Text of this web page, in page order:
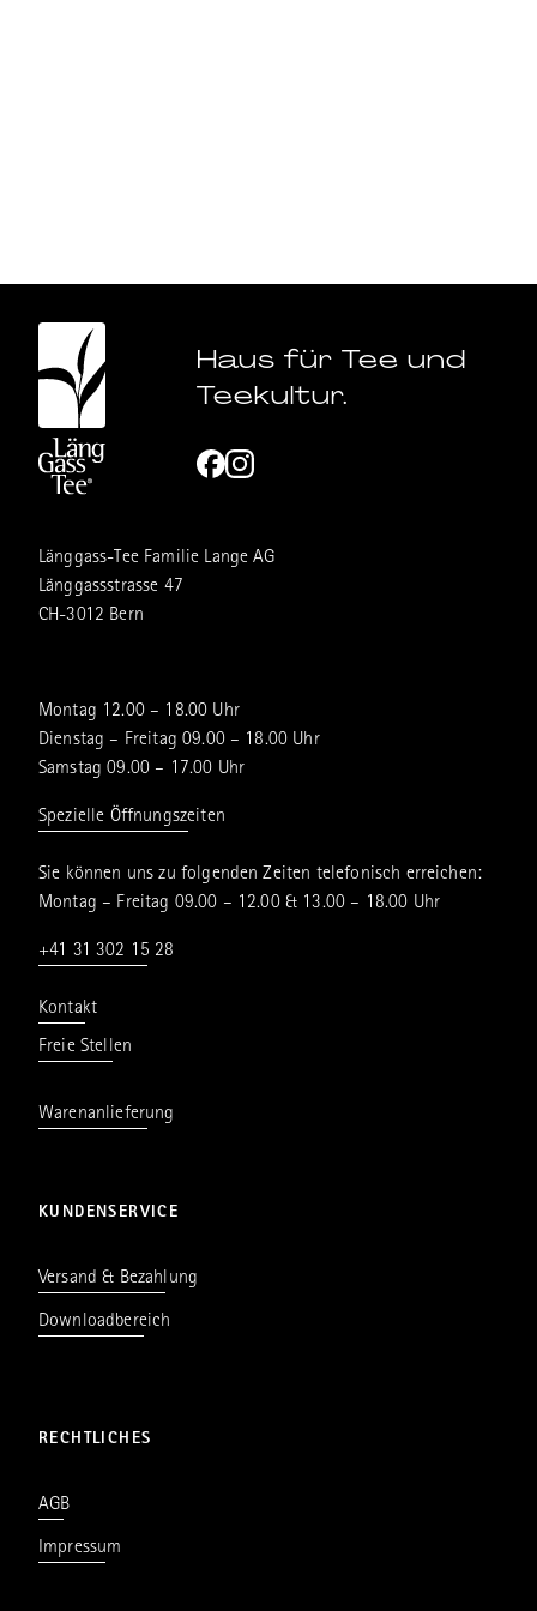
Haus für Tee und
Teekultur.
Länggass-Tee Familie Lange AG
Länggassstrasse 47
CH-3012 Bern
Montag 12.00 – 18.00 Uhr
Dienstag – Freitag 09.00 – 18.00 Uhr
Samstag 09.00 – 17.00 Uhr
Spezielle Öffnungszeiten
Sie können uns zu folgenden Zeiten telefonisch erreichen:
Montag – Freitag 09.00 – 12.00 & 13.00 – 18.00 Uhr
+41 31 302 15 28
Kontakt
Freie Stellen
Warenanlieferung
KUNDENSERVICE
Versand & Bezahlung
Downloadbereich
RECHTLICHES
AGB
Impressum